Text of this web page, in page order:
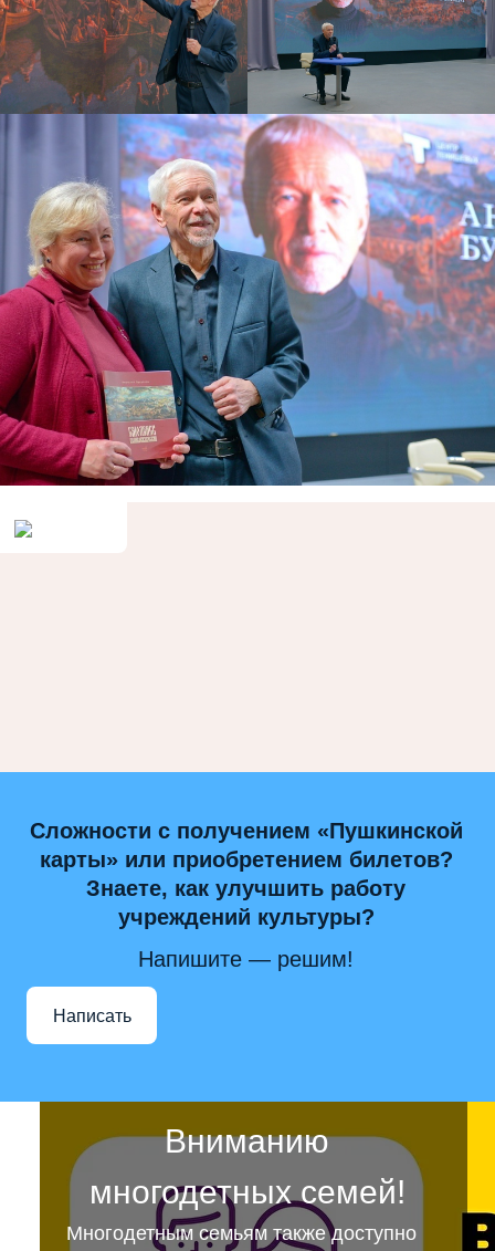
Сложности с получением «Пушкинской
карты» или приобретением билетов?
Знаете, как улучшить работу
учреждений культуры?
Напишите — решим!
Написать
Вниманию
многодетных семей!
Многодетным семьям также доступно